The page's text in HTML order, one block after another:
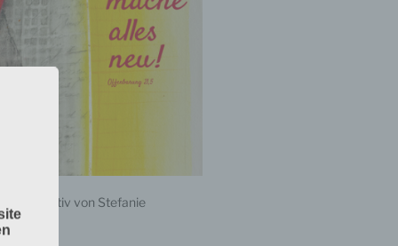
– Motiv von Stefanie